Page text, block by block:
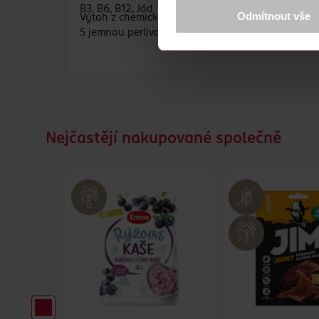
prohlášení o
Děkujeme za pochopení. >více o
Odmítnout vše
B3, B6, B12, Jód
S jemnou perlivostí
Výtah z chemické analýzy LaborUnionCZ
Nejčastějí nakupované společně